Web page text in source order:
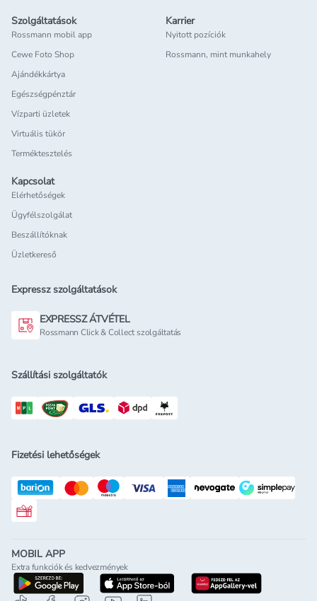
Szolgáltatások
Rossmann mobil app
Cewe Foto Shop
Ajándékkártya
Egészségpénztár
Vízparti üzletek
Virtuális tükör
Terméktesztelés
Karrier
Nyitott pozíciók
Rossmann, mint munkahely
Kapcsolat
Elérhetőségek
Ügyfélszolgálat
Beszállítóknak
Üzletkereső
Expressz szolgáltatások
EXPRESSZ ÁTVÉTEL
Rossmann Click & Collect szolgáltatás
Szállítási szolgáltatók
Fizetési lehetőségek
Rossmann ajándékkártya
MOBIL APP
Extra funkciók és kedvezmények
letöltés a google-play-rölletöltés az app-store-ból
letöltés